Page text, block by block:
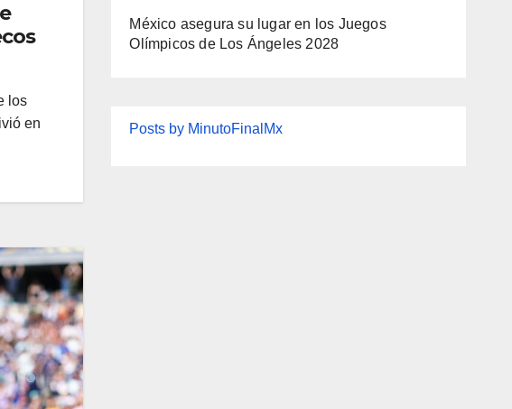
los
en
México asegura su lugar en los Juegos
Olímpicos de Los Ángeles 2028
Posts by MinutoFinalMx